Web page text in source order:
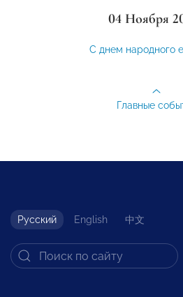
04 Ноября
С днем народного
Главные
Русский English 中文